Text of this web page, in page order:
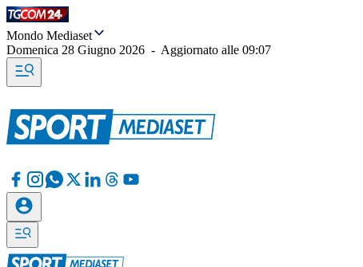
Mondo Mediaset
Domenica 28 Giugno 2026 - Aggiornato alle 09:07